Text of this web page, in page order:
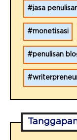
jasa
monetisasi
penulisan